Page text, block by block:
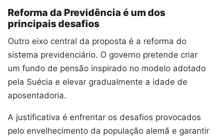
Reforma da Previdência é um dos
principais desafios
Outro eixo central da proposta é a reforma do
sistema previdenciário. O governo pretende criar
um fundo de pensão inspirado no modelo adotado
pela Suécia e elevar gradualmente a idade de
aposentadoria.
A justificativa é enfrentar os desafios provocados
pelo envelhecimento da população alemã e garantir